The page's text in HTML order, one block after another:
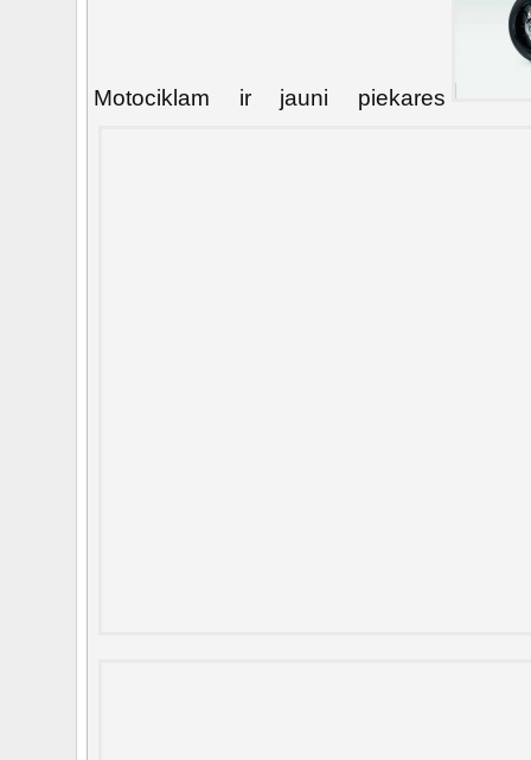
Motociklam ir jauni piekares